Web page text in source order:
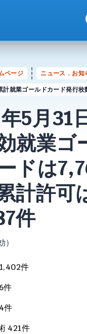
ページ
ニュース．お知
計就業ゴールドカード発行枚
5月31
就業ゴ
ドは
計許可
件
件
件
件
421件